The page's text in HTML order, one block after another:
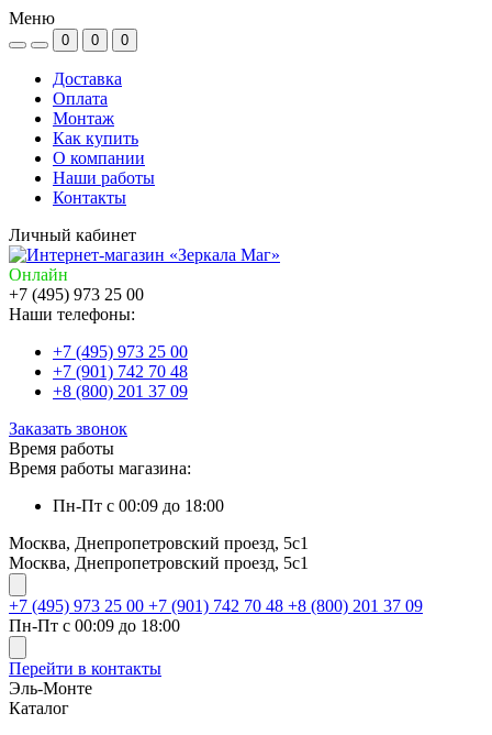
Меню
0 0 0
Доставка
Оплата
Монтаж
Как купить
О компании
Наши работы
Контакты
Личный кабинет
Онлайн
+7 (495) 973 25 00
Наши телефоны:
+7 (495) 973 25 00
+7 (901) 742 70 48
+8 (800) 201 37 09
Заказать звонок
Время работы
Время работы магазина:
Пн-Пт с 00:09 до 18:00
Москва, Днепропетровский проезд, 5с1
Москва, Днепропетровский проезд, 5с1
+7 (495) 973 25 00 +7 (901) 742 70 48 +8 (800) 201 37 09
Пн-Пт с 00:09 до 18:00
Перейти в контакты
Эль-Монте
Каталог